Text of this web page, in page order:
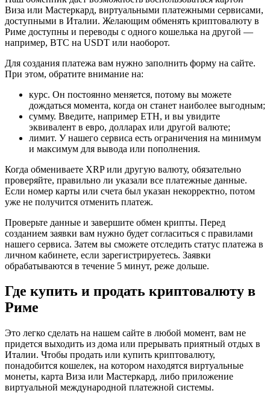
Виза или Мастеркард, виртуальными платежными сервисами,
доступными в Италии. Желающим обменять криптовалюту в
Риме доступны и переводы с одного кошелька на другой —
например, BTC на USDT или наоборот.
Для создания платежа вам нужно заполнить форму на сайте.
При этом, обратите внимание на:
курс. Он постоянно меняется, потому вы можете
дождаться момента, когда он станет наиболее выгодным;
сумму. Введите, например ETH, и вы увидите
эквивалент в евро, долларах или другой валюте;
лимит. У нашего сервиса есть ограничения на минимум
и максимум для вывода или пополнения.
Когда обмениваете XRP или другую валюту, обязательно
проверяйте, правильно ли указали все платежные данные.
Если номер карты или счета был указан некорректно, потом
уже не получится отменить платеж.
Проверьте данные и завершите обмен крипты. Перед
созданием заявки вам нужно будет согласиться с правилами
нашего сервиса. Затем вы сможете отследить статус платежа в
личном кабинете, если зарегистрируетесь. Заявки
обрабатываются в течение 5 минут, реже дольше.
Где купить и продать криптовалюту в
Риме
Это легко сделать на нашем сайте в любой момент, вам не
придется выходить из дома или прерывать приятный отдых в
Италии. Чтобы продать или купить криптовалюту,
понадобится кошелек, на котором находятся виртуальные
монеты, карта Виза или Мастеркард, либо приложение
виртуальной международной платежной системы.